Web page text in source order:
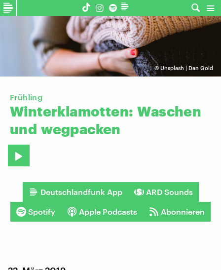
©Unsplash | Dan Gold
Frühling
Winterklamotten: Waschen
und wegpacken
Deutschlandfunk App ARD Sounds
Spotify Apple Podcasts Abonnieren